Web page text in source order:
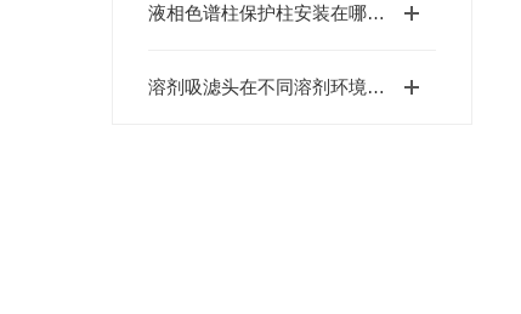
液相色谱柱保护柱安装在哪个位置？
溶剂吸滤头在不同溶剂环境下的兼容性维护技巧